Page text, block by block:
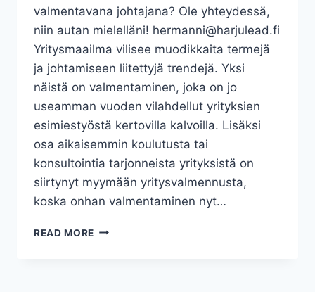
valmentavana johtajana? Ole yhteydessä,
niin autan mielelläni! hermanni@harjulead.fi
Yritysmaailma vilisee muodikkaita termejä
ja johtamiseen liitettyjä trendejä. Yksi
näistä on valmentaminen, joka on jo
useamman vuoden vilahdellut yrityksien
esimiestyöstä kertovilla kalvoilla. Lisäksi
osa aikaisemmin koulutusta tai
konsultointia tarjonneista yrityksistä on
siirtynyt myymään yritysvalmennusta,
koska onhan valmentaminen nyt…
READ MORE MITÄ